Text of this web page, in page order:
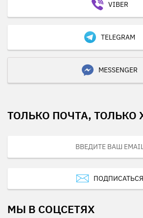
VIBER
TELEGRAM
MESSENGER
ТОЛЬКО ПОЧТА, ТОЛЬКО
ПОДПИСАТЬСЯ
МЫ В СОЦСЕТЯХ